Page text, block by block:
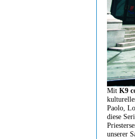
Mit K9
Paolo,
diese
unserer